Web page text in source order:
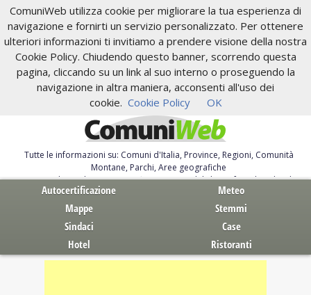
ComuniWeb utilizza cookie per migliorare la tua esperienza di
navigazione e fornirti un servizio personalizzato. Per ottenere
ulteriori informazioni ti invitiamo a prendere visione della nostra
Cookie Policy. Chiudendo questo banner, scorrendo questa
pagina, cliccando su un link al suo interno o proseguendo la
navigazione in altra maniera, acconsenti all'uso dei
cookie. Cookie Policy OK
Tutte le informazioni su: Comuni d'Italia, Province, Regioni, Comunità
Montane, Parchi, Aree geografiche
Servizi al Cittadino. Autocertificazione, moduli, leggi, free download
Autocertificazione
Meteo
Mappe
Stemmi
Sindaci
Case
Hotel
Ristoranti